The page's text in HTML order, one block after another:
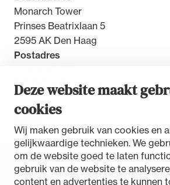
Deze website maakt
cookies
Wij maken gebruik van cookies en
gelijkwaardige technieken. We
om de website goed te laten
gebruik van de website te
content en advertenties te kunnen
Monarch Tower
Prinses Beatrixlaan 5
2595 AK Den Haag
Postadres
2500 GW Den Haag
Toegankelijkheidsverklaring